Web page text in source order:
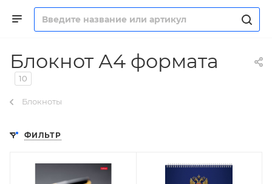
Блокнот А4 формата
10
Блокноты
ФИЛЬТР